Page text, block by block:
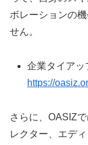
ボレーションの
せん。
企業タイアッ
https://
さらに、OASIZ
レクター、エデ